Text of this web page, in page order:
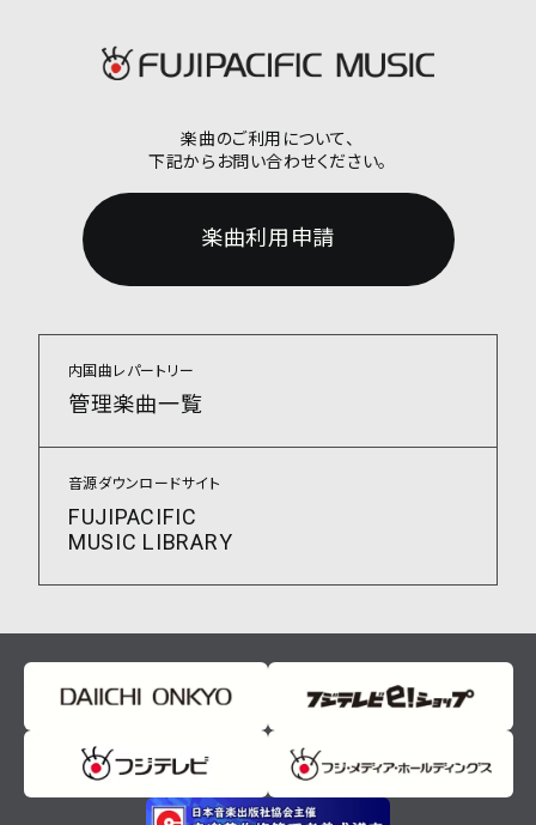
楽曲のご利用について、
下記からお問い合わせください。
楽曲利用申請
内国曲レパートリー
管理楽曲一覧
音源ダウンロードサイト
FUJIPACIFIC
MUSIC LIBRARY